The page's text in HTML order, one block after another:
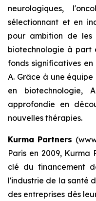
neurologiques,
sélectionnant et en
pour ambition de
biotechnologie à part
fonds significatives
A. Grâce à une
en biotechnologie,
approfondie en
nouvelles thérapies.
Kurma Partners
Paris en 2009, Kurma
clé du financement
l'industrie de la santé
des entreprises dès